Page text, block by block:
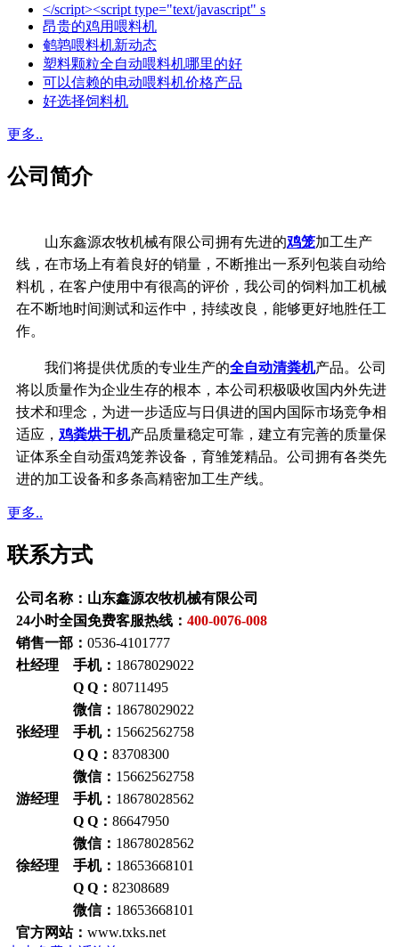
</script><script type="text/javascript" s
昂贵的鸡用喂料机
鹌鹑喂料机新动态
塑料颗粒全自动喂料机哪里的好
可以信赖的电动喂料机价格产品
好选择饲料机
更多..
公司简介
山东鑫源农牧机械有限公司拥有先进的鸡笼加工生产
线，在市场上有着良好的销量，不断推出一系列包装自动给
料机，在客户使用中有很高的评价，我公司的饲料加工机械
在不断地时间测试和运作中，持续改良，能够更好地胜任工
作。
我们将提供优质的专业生产的全自动清粪机产品。公司
将以质量作为企业生存的根本， 本公司积极吸收国内外先进
技术和理念， 为进一步适应与日俱进的国内国际市场竞争相
适应， 鸡粪烘干机产品质量稳定可靠， 建立有完善的质量保
证体系全自动蛋鸡笼养设备，育雏笼精品。公司拥有各类先
进的加工设备和多条高精密加工生产线。
更多..
联系方式
公司名称：山东鑫源农牧机械有限公司
24小时全国免费客服热线： 400-0076-008
销售一部： 0536-4101777
杜经理 手机： 18678029022
Q Q： 80711495
微信： 18678029022
张经理 手机： 15662562758
Q Q： 83708300
微信： 15662562758
游经理 手机： 18678028562
Q Q： 86647950
微信： 18678028562
徐经理 手机： 18653668101
Q Q： 82308689
微信： 18653668101
官方网站： www.txks.net